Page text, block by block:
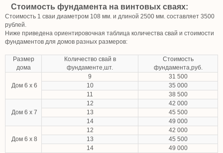
Стоимость фундамента на винтовых сваях:
Стоимость 1 сваи диаметром 108 мм. и длиной 2500 мм. составляет 3500
рублей.
Ниже приведена ориентировочная таблица количества свай и стоимости
фундаментов для домов разных размеров:
Размер
дома
Количество свай в
фундаменте,шт.
Стоимость
фундамента,руб.
Дом 6 х 6
9
31 500
10
35 000
11
38 500
Дом 6 х 7
12
42 000
13
45 500
14
49 000
Дом 6 х 8
12
42 000
13
45 500
14
49 000